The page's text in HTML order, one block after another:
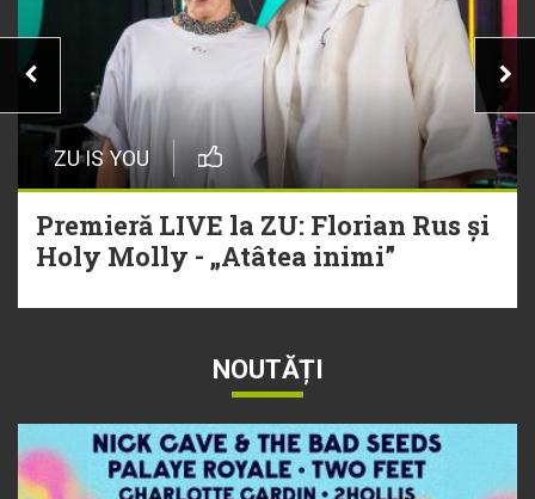
ZU IS YOU
Premieră LIVE la ZU: Florian Rus și
Holy Molly - „Atâtea inimi”
NOUTĂȚI